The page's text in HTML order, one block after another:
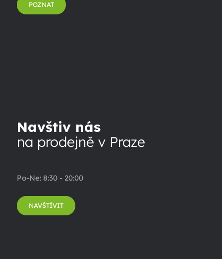
POZNAT
Navštiv nás
na prodejně v Praze
Po-Ne: 8:30 - 20:00
NAVŠTÍVIT